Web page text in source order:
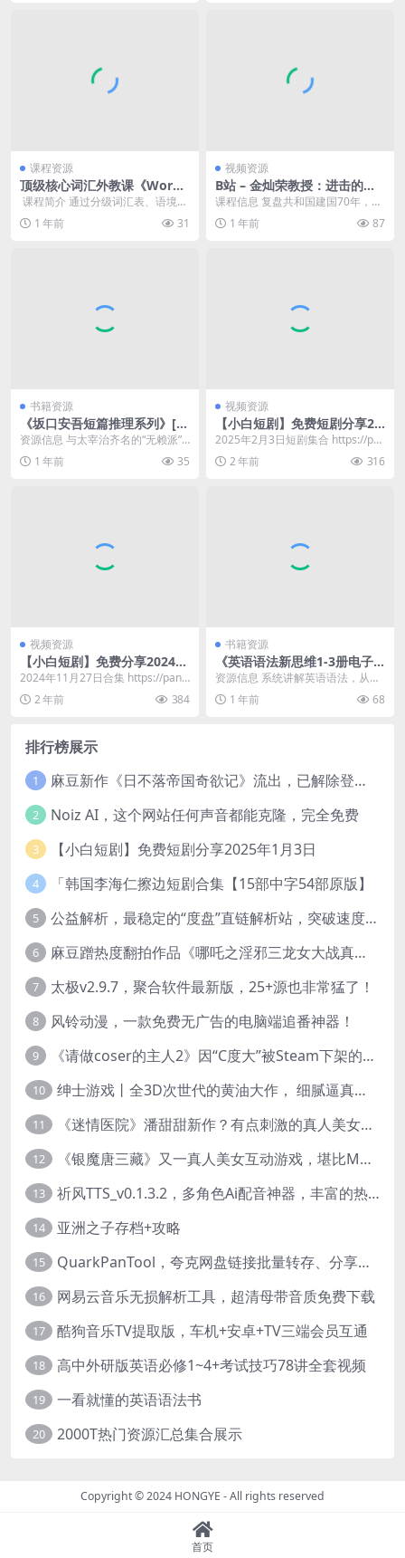
课程资源
顶级核心词汇外教课《Wordl
y Wise 3000 (视频+音频) 》
​ 课程简介 通过分级词汇表、语境辨
析、阅读理解和写作训练，系统教
授3000个学...
1 年前 31
视频资源
B站 – 金灿荣教授：进击的中
国外交
课程信息 复盘共和国建国70年，国
家间政治的斗争与和平。 课程目录
├── 00...
1 年前 87
书籍资源
《坂口安吾短篇推理系列》[套
装全3册] [作品合集] [pdf+全
格式]
资源信息 与太宰治齐名的“无赖派”
文学旗手，川端康成、三岛由纪夫
推崇备至的文学大...
1 年前 35
视频资源
【小白短剧】免费短剧分享20
25年2月3日
2025年2月3日短剧集合 https://pa
n.quark.cn/s/fa4...
2 年前 316
视频资源
【小白短剧】免费分享2024年
11月27日
2024年11月27日合集 https://pan.
quark.cn/s/c68...
2 年前 384
书籍资源
《英语语法新思维1-3册电子
书》
资源信息 系统讲解英语语法，从基
础到高阶，助你轻松掌握语法精
髓，提升英语表达水平...
1 年前 68
排行榜展示
1 麻豆新作《日不落帝国奇欲记》流出，已解除登录验证！
2 Noiz AI，这个网站任何声音都能克隆，完全免费
3 【小白短剧】免费短剧分享2025年1月3日
4 「韩国李海仁擦边短剧合集【15部中字54部原版】
5 公益解析，最稳定的“度盘”直链解析站，突破速度限制
6 麻豆蹭热度翻拍作品《哪吒之淫邪三龙女大战真阳魔童》 已上线
7 太极v2.9.7，聚合软件最新版，25+源也非常猛了！
8 风铃动漫，一款免费无广告的电脑端追番神器！
9 《请做coser的主人2》因“C度大”被Steam下架的真人美女互动游戏！
10 绅士游戏丨全3D次世代的黄油大作， 细腻逼真的双人互动狂想曲！
11 《迷情医院》潘甜甜新作？有点刺激的真人美女互动游戏
12 《银魔唐三藏》又一真人美女互动游戏，堪比M豆！
13 祈风TTS_v0.1.3.2，多角色Ai配音神器，丰富的热门音色
14 亚洲之子存档+攻略
15 QuarkPanTool，夸克网盘链接批量转存、分享和下载工具
16 网易云音乐无损解析工具，超清母带音质免费下载
17 酷狗音乐TV提取版，车机+安卓+TV三端会员互通
18 高中外研版英语必修1~4+考试技巧78讲全套视频
19 一看就懂的英语语法书
20 2000T热门资源汇总集合展示
Copyright © 2024 HONGYE - All rights reserved
首页